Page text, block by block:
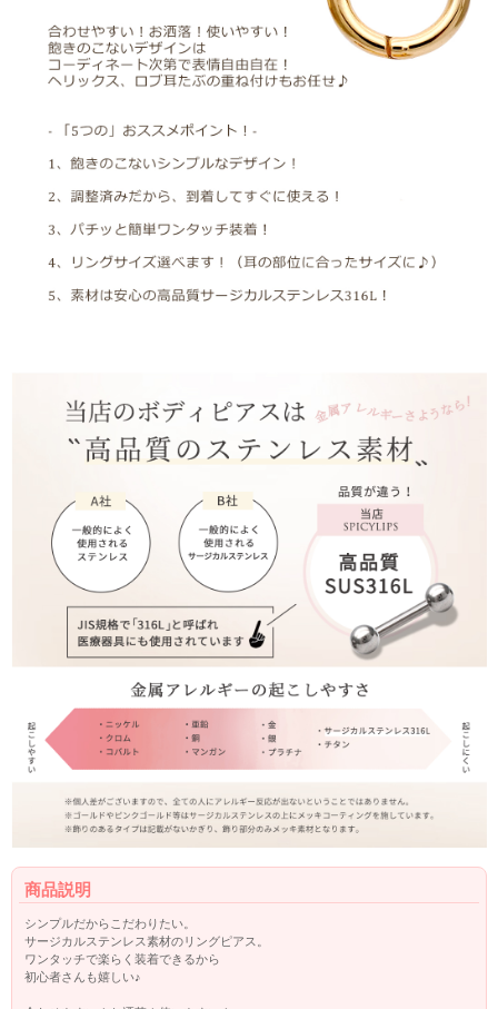
商品説明
シンプルだからこだわりたい。
サージカルステンレス素材のリングピアス。
ワンタッチで楽らく装着できるから
初心者さんも嬉しい♪